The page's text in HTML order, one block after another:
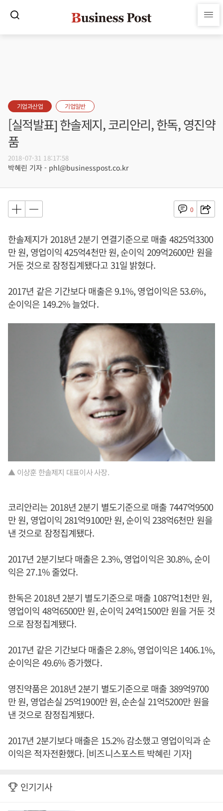
기업과산업 기업일반
[실적발표] 한솔제지, 코리안리, 한독, 영진약
품
2018-07-31 18:17:58
박혜린 기자 - phl@businesspost.co.kr
0
한솔제지가 2018년 2분기 연결기준으로 매출 4825억3300
만 원, 영업이익 425억4천만 원, 순이익 209억2600만 원을
거둔 것으로 잠정집계됐다고 31일 밝혔다.
2017년 같은 기간보다 매출은 9.1%, 영업이익은 53.6%,
순이익은 149.2% 늘었다.
▲ 이상훈 한솔제지 대표이사 사장.
코리안리는 2018년 2분기 별도기준으로 매출 7447억9500
만 원, 영업이익 281억9100만 원, 순이익 238억6천만 원을
낸 것으로 잠정집계됐다.
2017년 2분기보다 매출은 2.3%, 영업이익은 30.8%, 순이
익은 27.1% 줄었다.
한독은 2018년 2분기 별도기준으로 매출 1087억1천만 원,
영업이익 48억6500만 원, 순이익 24억1500만 원을 거둔 것
으로 잠정집계됐다.
2017년 같은 기간보다 매출은 2.8%, 영업이익은 1406.1%,
순이익은 49.6% 증가했다.
영진약품은 2018년 2분기 별도기준으로 매출 389억9700
만 원, 영업손실 25억1900만 원, 순손실 21억5200만 원을
낸 것으로 잠정집계됐다.
2017년 2분기보다 매출은 15.2% 감소했고 영업이익과 순
이익은 적자전환했다. [비즈니스포스트 박혜린 기자]
인기기사